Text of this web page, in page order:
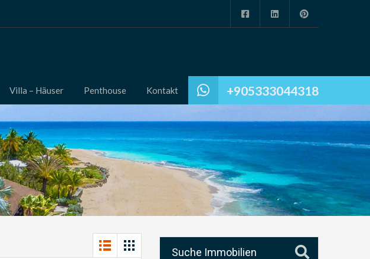
+905333044318
Villa – Häuser Penthouse Kontakt
Suche Immobilien